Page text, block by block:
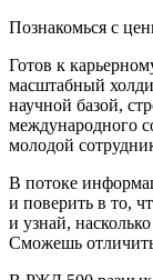
Познакомься с
Готов к
масштабный
научной базой,
международного
молодой
В потоке
и поверить в то,
и узнай,
Сможешь